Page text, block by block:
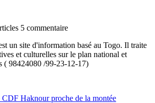
5 commentaire
un site d'information basé au Togo. Il traite
et culturelles sur le plan national et
( 98424080 /99-23-12-17)
Haknour proche de la montée